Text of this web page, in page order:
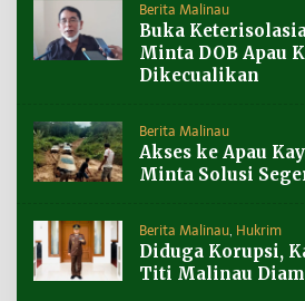
Berita Malinau
Buka
Minta DOB Apau
Dikecualikan
Berita Malinau
Akses ke Apau
Minta Solusi
Berita Malinau Hukrim
Diduga Korupsi,
Titi Malinau